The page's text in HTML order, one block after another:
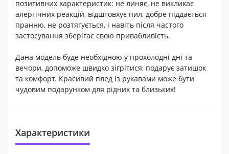
позитивних характеристик: не линяє, не викликає
алергічних реакцій, відштовхує пил, добре піддається
пранню, не розтягується, і навіть після частого
застосування зберігає свою привабливість.
Дана модель буде необхідною у прохолодні дні та
вечори, допоможе швидко зігрітися, подарує затишок
та комфорт. Красивий плед із рукавами може бути
чудовим подарунком для рідних та близьких!
Характеристики